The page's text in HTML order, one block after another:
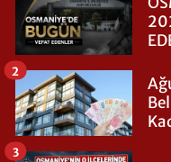
2
3